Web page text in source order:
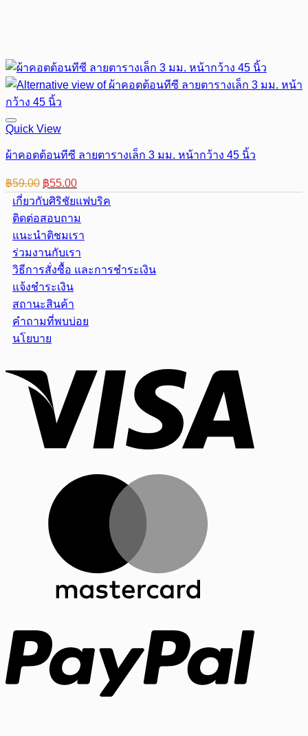
Quick View
ผ้าคอตต้อนทีซี ลายตารางเล็ก 3 มม. หน้ากว้าง 45 นิ้ว
฿59.00 Original
price
was:
฿59.00.
฿55.00Current
price
is:
฿55.00.
เกี่ยวกับศิริชัยแฟบริค
ติดต่อสอบถาม
แนะนำติชมเรา
ร่วมงานกับเรา
วิธีการสั่งซื้อ และการชำระเงิน
แจ้งชำระเงิน
สถานะสินค้า
คำถามที่พบบ่อย
นโยบาย